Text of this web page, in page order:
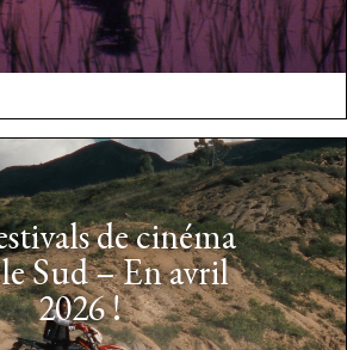
de cinéma
Sud – En avril
2026 !